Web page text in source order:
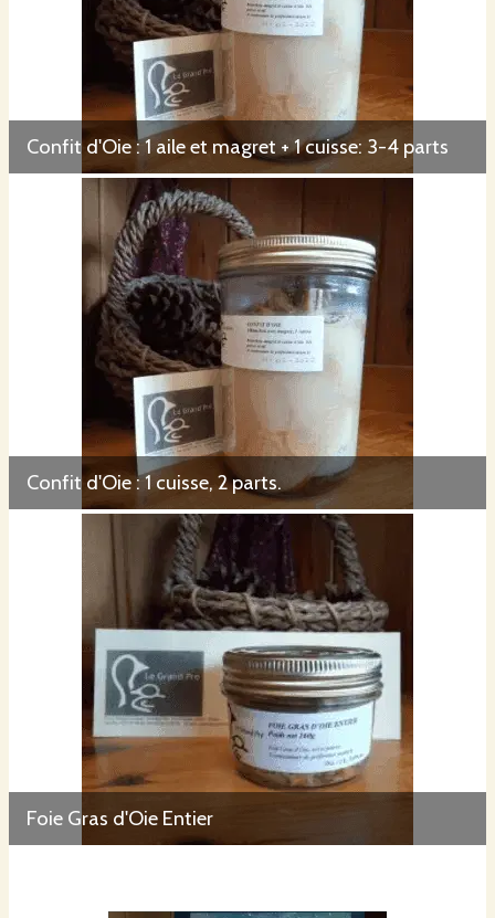
Confit d'Oie : 1 aile et magret + 1 cuisse: 3-4 parts
Confit d'Oie : 1 cuisse, 2 parts.
Foie Gras d'Oie Entier